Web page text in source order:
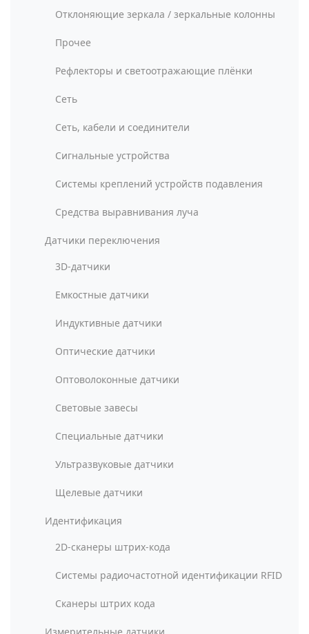
Отклоняющие зеркала / зеркальные колонны
Прочее
Рефлекторы и светоотражающие плёнки
Сеть
Сеть, кабели и соединители
Сигнальные устройства
Системы креплений устройств подавления
Средства выравнивания луча
Датчики переключения
3D-датчики
Емкостные датчики
Индуктивные датчики
Оптические датчики
Оптоволоконные датчики
Световые завесы
Специальные датчики
Ультразвуковые датчики
Щелевые датчики
Идентификация
2D-сканеры штрих-кода
Системы радиочастотной идентификации RFID
Сканеры штрих кода